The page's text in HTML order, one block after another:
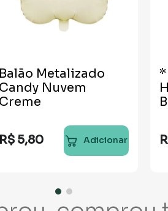
Balão Metalizado
Candy Nuvem
Creme
R$ 5,80 Adicionar